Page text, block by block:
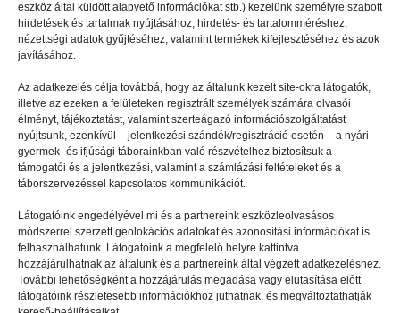
eszköz által küldött alapvető információkat stb.) kezelünk személyre szabott
hirdetések és tartalmak nyújtásához, hirdetés- és tartalomméréshez,
nézettségi adatok gyűjtéséhez, valamint termékek kifejlesztéséhez és azok
javításához.
Az adatkezelés célja továbbá, hogy az általunk kezelt site-okra látogatók,
illetve az ezeken a felületeken regisztrált személyek számára olvasói
élményt, tájékoztatást, valamint szerteágazó információszolgáltatást
nyújtsunk, ezenkívül – jelentkezési szándék/regisztráció esetén – a nyári
gyermek- és ifjúsági táborainkban való részvételhez biztosítsuk a
támogatói és a jelentkezési, valamint a számlázási feltételeket és a
táborszervezéssel kapcsolatos kommunikációt.
Látogatóink engedélyével mi és a partnereink eszközleolvasásos
módszerrel szerzett geolokációs adatokat és azonosítási információkat is
felhasználhatunk. Látogatóink a megfelelő helyre kattintva
hozzájárulhatnak az általunk és a partnereink által végzett adatkezeléshez.
További lehetőségként a hozzájárulás megadása vagy elutasítása előtt
látogatóink részletesebb információkhoz juthatnak, és megváltoztathatják
TÉMATÁBOROK 2025.05.13.
Nyár, gamerek, PT